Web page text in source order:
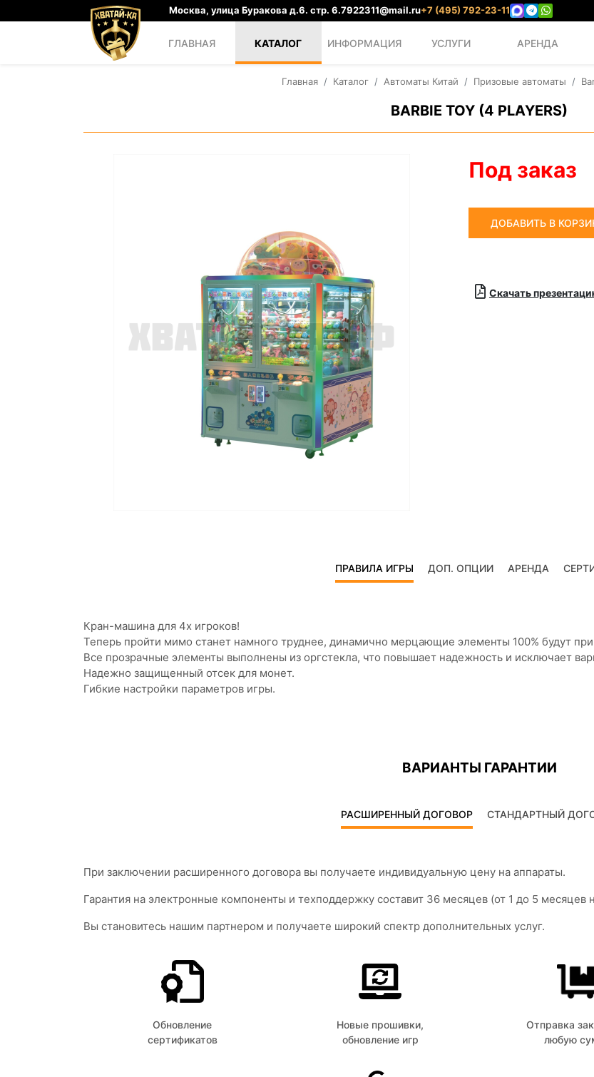
Москва, улица Буракова д.6. стр. 6.7922311@mail.ru+7 (495) 792-23-11
ГЛАВНАЯ КАТАЛОГ ИНФОРМАЦИЯ УСЛУГИ АРЕНДА
Главная Каталог Автоматы Китай Призовые автоматы
BARBIE TOY (4 PLAYERS)
Под заказ
ДОБАВИТЬ В
Скачать
ПРАВИЛА ИГРЫ ДОП. ОПЦИИ АРЕНДА
Кран-машина для 4х игроков!
Теперь пройти мимо станет намного труднее, динамично мерцающ​ие элементы ​100% ​будут
Все прозрачные элементы выполнены из оргстекла, что повышает надежность и исключает
Надежно защищенный отсек для монет.
Гибкие настройки параметров игры.
ВАРИАНТЫ ГАРАНТИИ
РАСШИРЕННЫЙ ДОГОВОР СТАНДАРТНЫЙ
При заключении расширенного договора вы получаете индивидуальную цену на аппараты.
Гарантия на электронные компоненты и техподдержку составит 36 месяцев (от 1 до 5
Вы становитесь нашим партнером и получаете широкий спектр дополнительных услуг.
Обновление
сертификатов
Новые прошивки,
обновление игр
Отправка
любую